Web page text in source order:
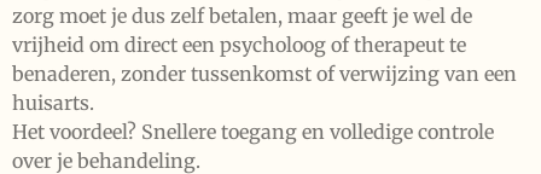
zorg moet je dus zelf betalen, maar geeft je wel de
vrijheid om direct een psycholoog of therapeut te
benaderen, zonder tussenkomst of verwijzing van een
huisarts.
Het voordeel? Snellere toegang en volledige controle
over je behandeling.